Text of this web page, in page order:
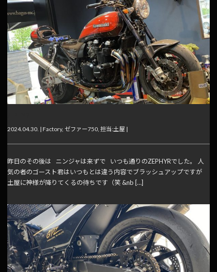
2024.04.30. | Factory, ゼファー750, 担当:土屋 |
昨日のその後は ニンジャは来ずで いつも通りのZEPHYRでした。 人
気の者のゴースト君はいつもとは違う内容でブラッシュアップですが
土屋に神様が降りてくるの待ちです（笑 &nb […]